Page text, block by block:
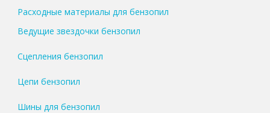
Расходные материалы для бензопил
Ведущие звездочки бензопил
Сцепления бензопил
Цепи бензопил
Шины для бензопил